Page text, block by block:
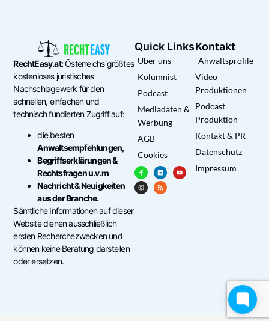
RechtEasy.at:Österreichs größtes
kostenloses juristisches
Nachschlagewerk für den
schnellen, einfachen und
technisch fundierten Zugriff auf:
die besten
Anwaltsempfehlungen,
Begriffserklärungen &
Rechtsfragen u.v.m
Nachricht & Neuigkeiten
aus der Branche.
Sämtliche Informationen auf dieser
Website dienen ausschließlich
ersten Recherchezwecken und
können keine Beratung darstellen
oder ersetzen.
Quick Links
Über uns
Kolumnist
Podcast
Mediadaten &
Werbung
AGB
Cookies
Kontakt
Anwaltsprofile
Video
Produktionen
Podcast
Produktion
Kontakt & PR
Datenschutz
Impressum